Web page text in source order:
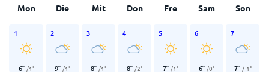
Mon Die Mit Don Fre Sam Son
1
6° /1°
2
9° /1°
3
8° /1°
4
8° /2°
5
7° /1°
6
6° /0°
7
7° /-1°